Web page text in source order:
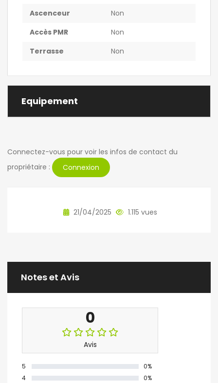
Ascenceur
Non
Accès PMR
Non
Terrasse
Non
Equipement
Connectez-vous pour voir les infos de contact du
propriétaire :
Connexion
21/04/2025 1.115 vues
Notes et Avis
0
Avis
5
0%
4
0%